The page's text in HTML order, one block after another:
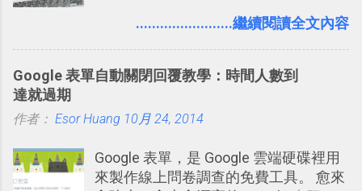
多人編輯同一份報告、文章時更加條理
Word 上優秀的文書編輯老傳統：「
Docs！論文改稿必備 」。 但是我也發
理的朋友，不一定有發現裡面藏了一個
叫做「追蹤修訂」的好功能，因此決定
........................繼續閱讀全文內容
Google 表單自動關閉回覆教學：時間人數到
達就過期
作者： Esor Huang 10月 24, 2014
Google 表單，是 Google 雲端硬碟裡用
來製作線上問卷調查的免費工具。 愈來